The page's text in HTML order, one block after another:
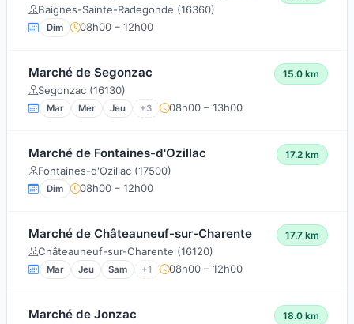
Baignes-Sainte-Radegonde (16360)
Dim 08h00 – 12h00
Marché de Segonzac
Segonzac (16130)
15.0 km
Mar Mer Jeu +3 08h00 – 13h00
Marché de Fontaines-d'Ozillac
Fontaines-d'Ozillac (17500)
17.2 km
Dim 08h00 – 12h00
Marché de Châteauneuf-sur-Charente
Châteauneuf-sur-Charente (16120)
17.7 km
Mar Jeu Sam +1 08h00 – 12h00
Marché de Jonzac 18.0 km